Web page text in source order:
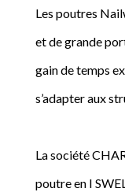
Les poutres
et de grande
gain de temps
s’adapter aux
La société
poutre en I